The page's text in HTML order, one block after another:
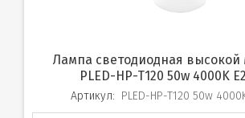
Лампа светодиодная высокой мощности
PLED-HP-T120 50w 4000K
Артикул: PLED-HP-T120 50w